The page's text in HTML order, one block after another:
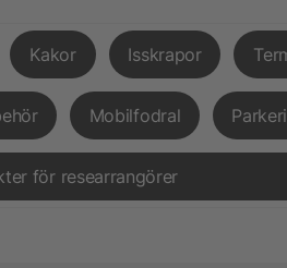
Kakor Isskrapor
Mobilfodral
för researrangörer